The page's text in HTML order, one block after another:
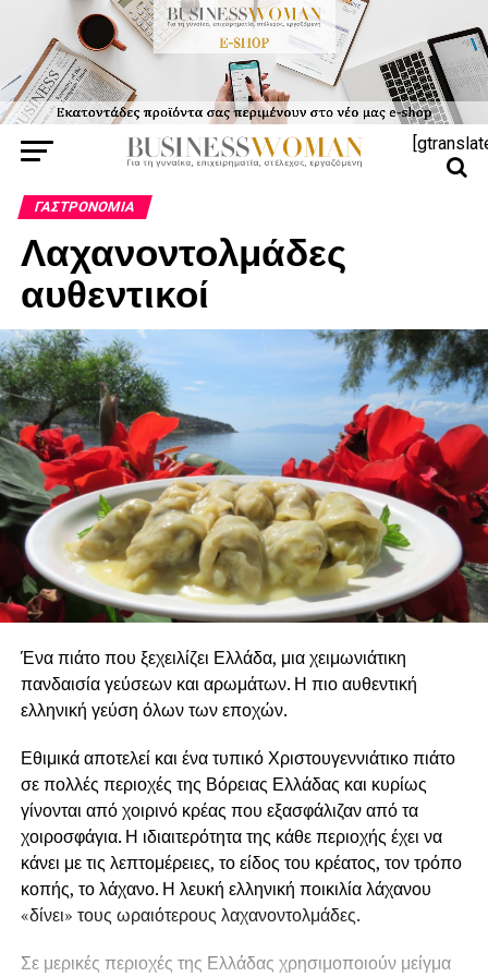
ΓΑΣΤΡΟΝΟΜΊΑ
Λαχανοντολμάδες
αυθεντικοί
Ένα πιάτο που ξεχειλίζει Ελλάδα, μια χειμωνιάτικη
πανδαισία γεύσεων και αρωμάτων. Η πιο αυθεντική
ελληνική γεύση όλων των εποχών.
Εθιμικά αποτελεί και ένα τυπικό Χριστουγεννιάτικο πιάτο
σε πολλές περιοχές της Βόρειας Ελλάδας και κυρίως
γίνονται από χοιρινό κρέας που εξασφάλιζαν από τα
χοιροσφάγια. Η ιδιαιτερότητα της κάθε περιοχής έχει να
κάνει με τις λεπτομέρειες, το είδος του κρέατος, τον τρόπο
κοπής, το λάχανο. Η λευκή ελληνική ποικιλία λάχανου
«δίνει» τους ωραιότερους λαχανοντολμάδες.
Σε μερικές περιοχές της Ελλάδας χρησιμοποιούν μείγμα